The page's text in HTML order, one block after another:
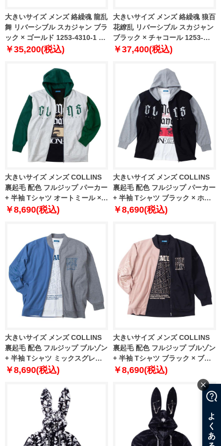
大きいサイズ メンズ 絡繰魂 龍乱
舞 リバーシブル スカジャン ブラ
ック × ゴールド 1253-4310-1 3L
4L 5L 6L
￥35,200(税込)
大きいサイズ メンズ 絡繰魂 狼百
花繚乱 リバーシブル スカジャン
ブラック × チャコール 1253-
4311-1 3L 4L 5L 6L
￥37,400(税込)
大きいサイズ メンズ COLLINS
裏起毛 配色 フルジップ パーカー
+ 半袖 Tシャツ オートミール ×
ブラック 1258-4310-1 3L 4L 5L
￥8,690(税込)
大きいサイズ メンズ COLLINS
裏起毛 配色 フルジップ パーカー
+ 半袖 Tシャツ ブラック × ホワ
イト 1258-4310-2 3L 4L 5L 6L
￥8,690(税込)
大きいサイズ メンズ COLLINS
裏起毛 配色 フルジップ ブルゾン
+ 半袖 Tシャツ ミックスグレー ×
ホワイト 1258-4311-1 3L 4L 5L
￥8,690(税込)
大きいサイズ メンズ COLLINS
裏起毛 配色 フルジップ ブルゾン
+ 半袖 Tシャツ ブラック × ブラ
ック 1258-4311-2 3L 4L 5L 6L
￥8,690(税込)